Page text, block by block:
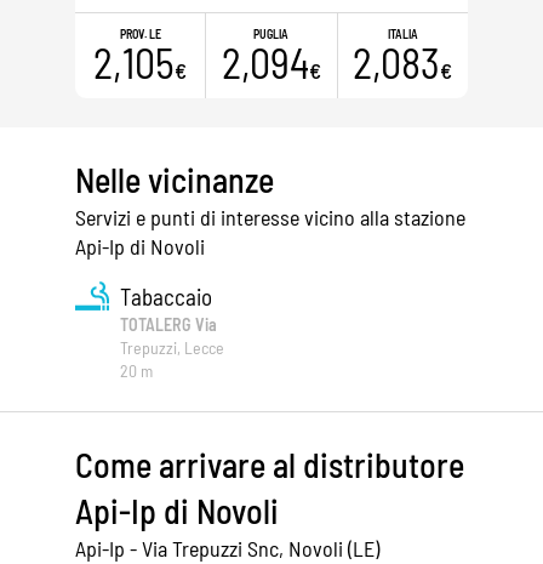
PROV. LE
2,105€
PUGLIA
2,094€
ITALIA
2,083€
Nelle vicinanze
Servizi e punti di interesse vicino alla stazione
Api-Ip di Novoli
Tabaccaio
TOTALERG Via
Trepuzzi, Lecce
20 m
Come arrivare al distributore
Api-Ip di Novoli
Api-Ip - Via Trepuzzi Snc, Novoli (LE)